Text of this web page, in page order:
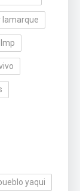
lamarque
lmp
yaqui